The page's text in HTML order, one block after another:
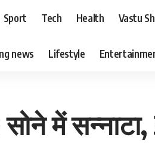
Sport Tech Health Vastu
news Lifestyle
में सन्नाटा,